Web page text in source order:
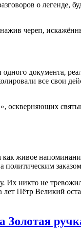
о легенде,
череп,
одного документа,
все свои
оскверняющих
живое
политическим
. Их никто не
Пётр Великий